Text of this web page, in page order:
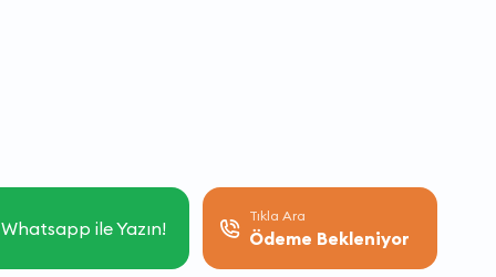
Whatsapp ile Yazın!
Tıkla Ara
Ödeme Bekleniyor